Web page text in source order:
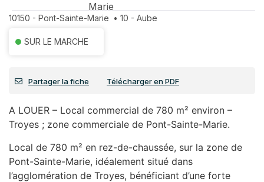
Marie
10150 - Pont-Sainte-Marie • 10 - Aube
SUR LE MARCHE
Télécharger en PDF
Partager la fiche
A LOUER – Local commercial de 780 m² environ –
Troyes ; zone commerciale de Pont-Sainte-Marie.
Local de 780 m² en rez-de-chaussée, sur la zone de
Pont-Sainte-Marie, idéalement situé dans
l’agglomération de Troyes, bénéficiant d’une forte